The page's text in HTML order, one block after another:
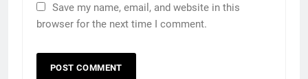
Save my name, email, and website in this
browser for the next time I comment.